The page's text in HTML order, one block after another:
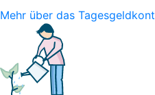
Mehr über das